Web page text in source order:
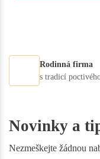
Rodinná firma
s tradicí
Novinky a
Nezmeškejte žádnou